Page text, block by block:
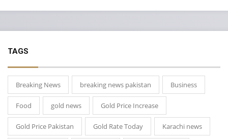
TAGS
Breaking News breaking news pakistan Business
Food gold news Gold Price Increase
Gold Price Pakistan Gold Rate Today Karachi news